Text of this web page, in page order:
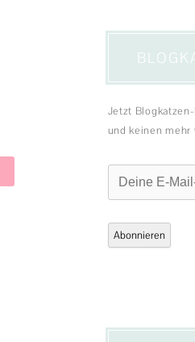
Jetzt
und keinen mehr
Deine
Adresse
Abonnieren